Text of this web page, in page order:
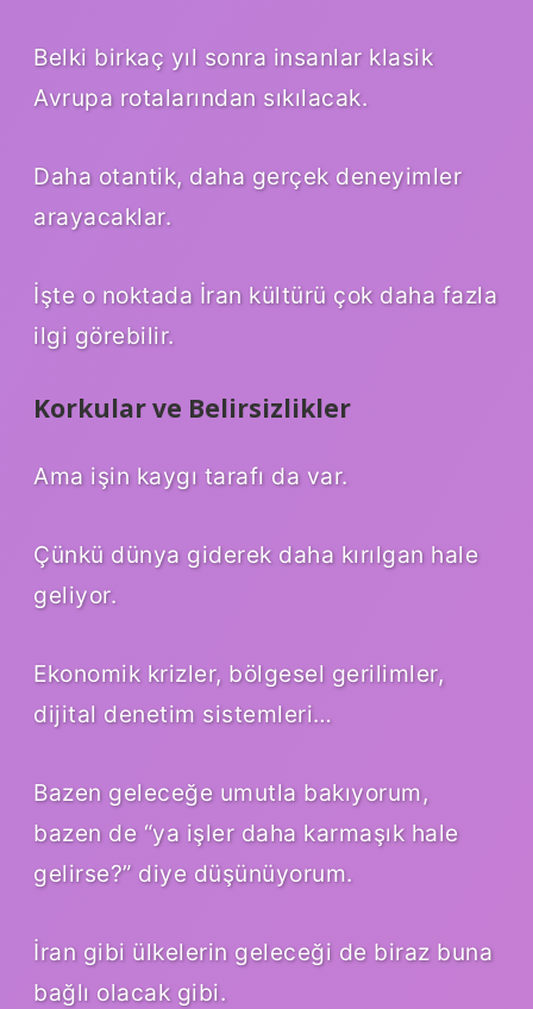
Belki birkaç yıl sonra insanlar klasik
Avrupa rotalarından sıkılacak.
Daha otantik, daha gerçek deneyimler
arayacaklar.
İşte o noktada İran kültürü çok daha fazla
ilgi görebilir.
Korkular ve Belirsizlikler
Ama işin kaygı tarafı da var.
Çünkü dünya giderek daha kırılgan hale
geliyor.
Ekonomik krizler, bölgesel gerilimler,
dijital denetim sistemleri…
Bazen geleceğe umutla bakıyorum,
bazen de “ya işler daha karmaşık hale
gelirse?” diye düşünüyorum.
İran gibi ülkelerin geleceği de biraz buna
bağlı olacak gibi.